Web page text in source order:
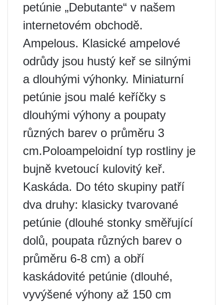
petúnie „Debutante“ v našem
internetovém obchodě.
Ampelous. Klasické ampelové
odrůdy jsou hustý keř se silnými
a dlouhými výhonky. Miniaturní
petúnie jsou malé keříčky s
dlouhými výhony a poupaty
různých barev o průměru 3
cm.Poloampeloidní typ rostliny je
bujně kvetoucí kulovitý keř.
Kaskáda. Do této skupiny patří
dva druhy: klasicky tvarované
petúnie (dlouhé stonky směřující
dolů, poupata různých barev o
průměru 6-8 cm) a obří
kaskádovité petúnie (dlouhé,
vyvýšené výhony až 150 cm